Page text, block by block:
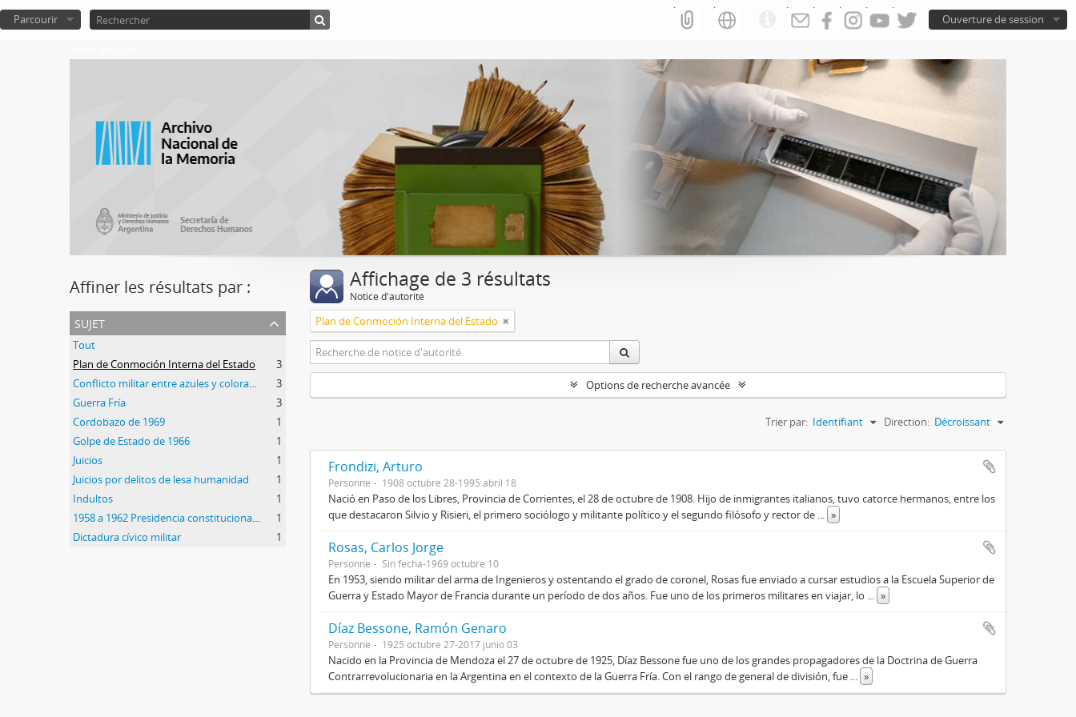
Ouverture de session
Parcourir
Affiner les résultats par :
sujet
Tout
Plan de Conmoción Interna del Estado
3
3
Guerra Fría
3
Cordobazo de 1969
1
Golpe de Estado de 1966
1
Juicios
1
Juicios por delitos de lesa humanidad
1
Indultos
1
1
Dictadura cívico militar
1
Affichage de 3 résultats
Notice d'autorité
Plan de Conmoción Interna del Estado
Options de recherche avancée
Trier par: Identifiant Direction: Décroissant
Frondizi, Arturo
Personne 1908 octubre 28-1995 abril 18
Nació en Paso de los Libres, Provincia de Corrientes, el 28 de octubre de 1908. Hijo de inmigrantes italianos, tuvo catorce hermanos, entre los
que destacaron Silvio y Risieri, el primero sociólogo y militante político y el segundo filósofo y rector de
»
Rosas, Carlos Jorge
Personne Sin fecha-1969 octubre 10
En 1953, siendo militar del arma de Ingenieros y ostentando el grado de coronel, Rosas fue enviado a cursar estudios a la Escuela Superior de
Guerra y Estado Mayor de Francia durante un período de dos años. Fue uno de los primeros militares en viajar, lo
»
Díaz Bessone, Ramón Genaro
Personne 1925 octubre 27-2017 junio 03
Nacido en la Provincia de Mendoza el 27 de octubre de 1925, Díaz Bessone fue uno de los grandes propagadores de la Doctrina de Guerra
Contrarrevolucionaria en la Argentina en el contexto de la Guerra Fría. Con el rango de general de división, fue
»